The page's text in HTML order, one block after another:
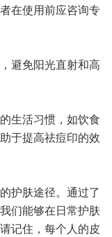
在使用前应咨询专
避免阳光直射和高
生活习惯，如饮食
于提高祛痘印的效
护肤途径。通过了
们能够在日常护肤
记住，每个人的皮